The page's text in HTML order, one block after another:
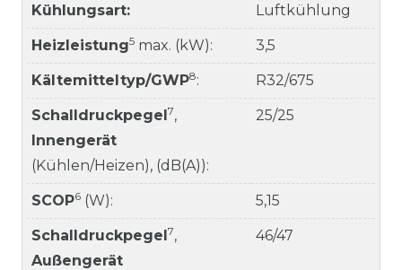
Kühlungsart: Luftkühlung
Heizleistung5 max. (kW): 3,5
Kältemitteltyp/GWP8: R32/675
Schalldruckpegel7,
Innengerät
(Kühlen/Heizen), (dB(A)):
25/25
SCOP6 (W): 5,15
Schalldruckpegel7,
Außengerät
46/47